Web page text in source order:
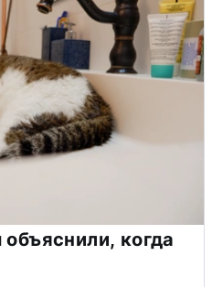
когда